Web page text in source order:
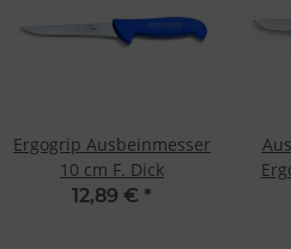
Ergogrip Ausbeinmesser
10 cm F. Dick
12,89 € *